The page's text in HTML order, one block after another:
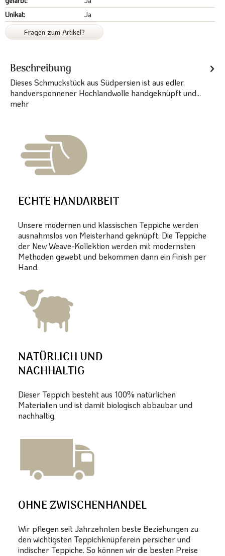
Unikat:
Ja
Fragen zum Artikel?
Beschreibung
Dieses Schmuckstück aus Südpersien ist aus edler,
handversponnener Hochlandwolle handgeknüpft und...
mehr
ECHTE HANDARBEIT
Unsere modernen und klassischen Teppiche werden
ausnahmslos von Meisterhand geknüpft. Die Teppiche
der New Weave-Kollektion werden mit modernsten
Methoden gewebt und bekommen dann ein Finish per
Hand.
NATÜRLICH UND
NACHHALTIG
Dieser Teppich besteht aus 100% natürlichen
Materialien und ist damit biologisch abbaubar und
nachhaltig.
OHNE ZWISCHENHANDEL
Wir pflegen seit Jahrzehnten beste Beziehungen zu
den wichtigsten Teppichknüpferein persicher und
indischer Teppiche. So können wir die besten Preise